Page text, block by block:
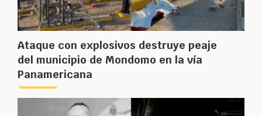
Ataque con explosivos destruye peaje
del municipio de Mondomo en la vía
Panamericana